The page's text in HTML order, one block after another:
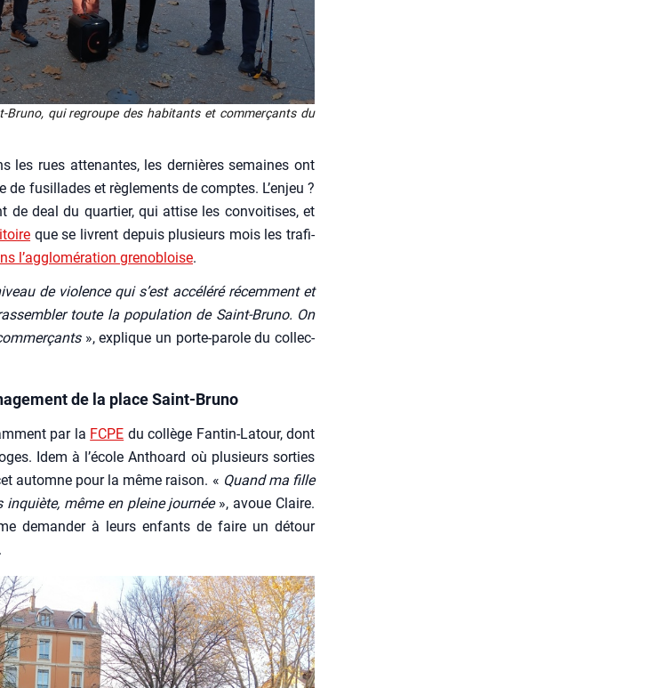
Bru­no, qui regroupe des habi­tants et com­mer­çants du
les rues atte­nantes, les der­nières semaines ont
de fusillades et règle­ments de comptes. L’en­jeu ?
de deal du quar­tier, qui attise les convoi­tises, et
que se livrent depuis plu­sieurs mois les tra­fi­
l’ag­glo­mé­ra­tion gre­no­bloise.
de vio­lence qui s’est accé­lé­ré récem­ment et
toute la popu­la­tion de Saint-Bru­no. On
», explique un porte-parole du col­lec­
de la place Saint-Bruno
par la FCPE du col­lège Fan­tin-Latour, dont
Idem à l’é­cole Anthoard où plu­sieurs sor­ties
automne pour la même rai­son. « Quand ma fille
même en pleine jour­née», avoue Claire.
deman­der à leurs enfants de faire un détour